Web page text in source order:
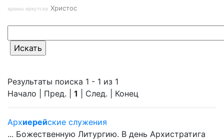
храмы иркутска Христос
Результаты поиска 1 - 1 из 1
Начало | Пред. | 1 | След. | Конец
Архиерейские служения
... Божественную Литургию. В день Архистратига